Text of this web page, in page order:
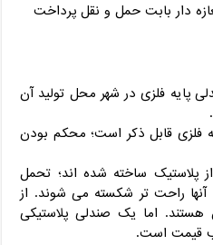
دار بابت حمل و نقل پرداخت
پایه فلزی در شهر محل تولید آن
فلزی قابل ذکر است؛ محکم بودن
پلاستیک ساخته شده اند؛ تحمل
آنها راحت تر شکسته می شوند. از
اما یک صندلی پلاستیکی
قیمت است.